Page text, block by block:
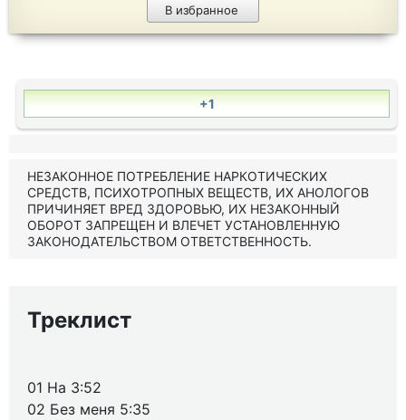
В избранное
+1
НЕЗАКОННОЕ ПОТРЕБЛЕНИЕ НАРКОТИЧЕСКИХ
СРЕДСТВ, ПСИХОТРОПНЫХ ВЕЩЕСТВ, ИХ АНОЛОГОВ
ПРИЧИНЯЕТ ВРЕД ЗДОРОВЬЮ, ИХ НЕЗАКОННЫЙ
ОБОРОТ ЗАПРЕЩЕН И ВЛЕЧЕТ УСТАНОВЛЕННУЮ
ЗАКОНОДАТЕЛЬСТВОМ ОТВЕТСТВЕННОСТЬ.
Треклист
01 На 3:52
02 Без меня 5:35